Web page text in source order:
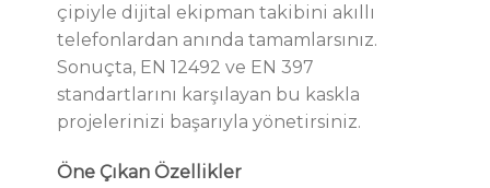
çipiyle dijital ekipman takibini akıllı
telefonlardan anında tamamlarsınız.
Sonuçta, EN 12492 ve EN 397
standartlarını karşılayan bu kaskla
projelerinizi başarıyla yönetirsiniz.
Öne Çıkan Özellikler